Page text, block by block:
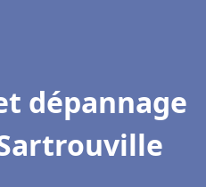
dépannage